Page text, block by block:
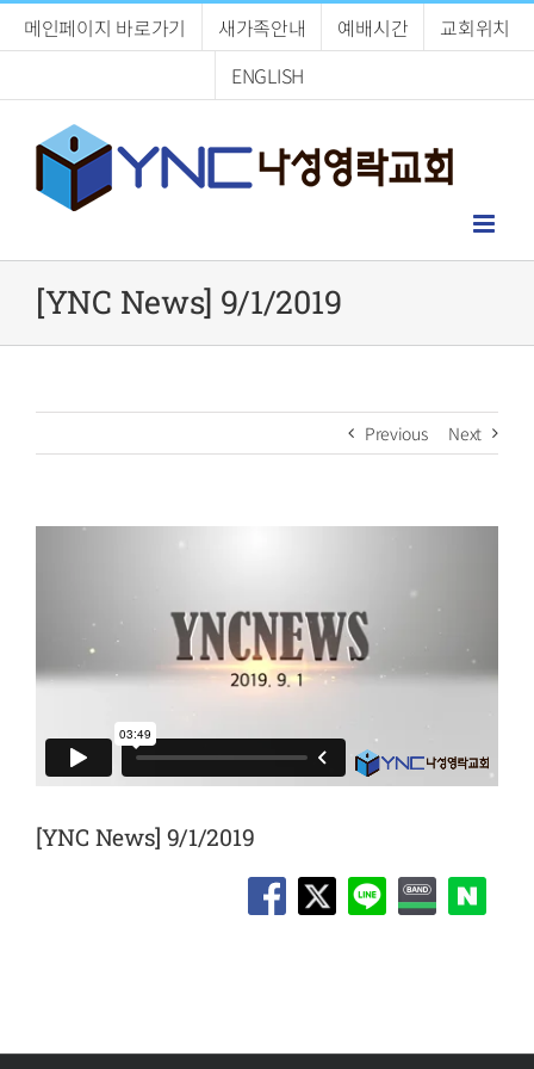
메인페이지 바로가기 새가족안내 예배시간
교회위치
ENGLISH
[YNC News] 9/1/2019
Previous Next
[YNC News] 9/1/2019